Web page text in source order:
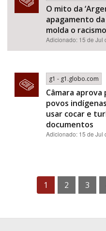
O mito da
apagamento
molda o
Adicionado: 15 de Jul
g1 - g1.globo.com
Câmara
povos
usar cocar e
documentos
Adicionado: 15 de Jul
1 2 3